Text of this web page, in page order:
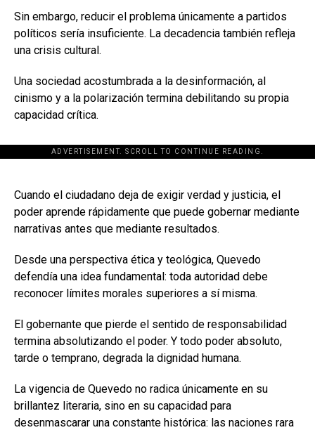
Sin embargo, reducir el problema únicamente a partidos
políticos sería insuficiente. La decadencia también refleja
una crisis cultural.
Una sociedad acostumbrada a la desinformación, al
cinismo y a la polarización termina debilitando su propia
capacidad crítica.
ADVERTISEMENT. SCROLL TO CONTINUE READING.
[adsforwp id="243463"]
Cuando el ciudadano deja de exigir verdad y justicia, el
poder aprende rápidamente que puede gobernar mediante
narrativas antes que mediante resultados.
Desde una perspectiva ética y teológica, Quevedo
defendía una idea fundamental: toda autoridad debe
reconocer límites morales superiores a sí misma.
El gobernante que pierde el sentido de responsabilidad
termina absolutizando el poder. Y todo poder absoluto,
tarde o temprano, degrada la dignidad humana.
La vigencia de Quevedo no radica únicamente en su
brillantez literaria, sino en su capacidad para
desenmascarar una constante histórica: las naciones rara